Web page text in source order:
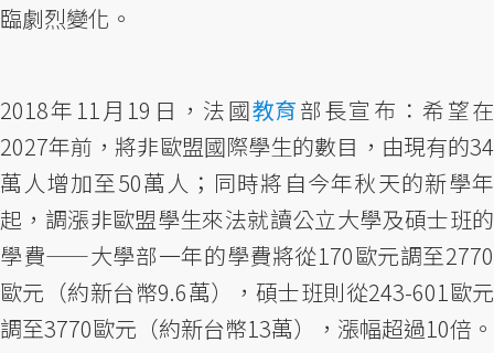
臨劇烈變化。
2018年11月19日，法國教育部長宣布：希望在
2027年前，將非歐盟國際學生的數目，由現有的34
萬人增加至50萬人；同時將自今年秋天的新學年
起，調漲非歐盟學生來法就讀公立大學及碩士班的
學費——大學部一年的學費將從170歐元調至2770
歐元（約新台幣9.6萬），碩士班則從243-601歐元
調至3770歐元（約新台幣13萬），漲幅超過10倍。